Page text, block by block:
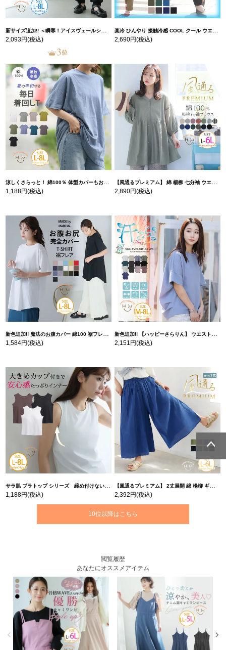
新サイズ追加!! ＜瞬寒！アイスヴェールシリーズ＞ 美脚 ジョガーパンツ 【ウェストゴム】 【ストレッチ】 | 大きいサイズの通販ならハッピーマリリン
2,093円(税込)
楽冷 ひんやり 接触冷感 COOL クール ウエストゴム 楽ちん ストレッチ 美脚 レギパン 【ストレッチ】 | 大きいサイズの通販ならハッピーマリリン
2,690円(税込)
涼しくさらっと！ 綿100％ 体型カバーもお洒落も叶える 風合いコットン ゆるシルエット ドルマン | 大きいサイズの通販ならハッピーマリリン
1,188円(税込)
【風通るプレミアム】 綿 楊柳 七分袖 ウエストギャザー ブラウス | 大きいサイズの通販ならハッピーマリリン
2,890円(税込)
新色追加!! 魔法のお腹カバー 綿100 裾フレア Tシャツ | 大きいサイズの通販ならハッピーマリリン
1,584円(税込)
新色追加!! 【ハッピーさらりん】 ウエストタック入り スッキリ魅せ コクーントップス | 大きいサイズの通販ならハッピーマリリン
2,151円(税込)
サラ肌 ブラトップ シリーズ 締め付けない リブ タンクトップ | 大きいサイズの通販ならハッピーマリリン
1,188円(税込)
【風通るプレミアム】 2丈展開 綿 楊柳 ギャザー フレア スカンツ 【ウェストゴム】 | 大きいサイズの通販ならハッピーマリリン
2,392円(税込)
10位以降はこちら
閲覧履歴
あなたにオススメアイテム
ページトッ
プへ
ページトッ
プへ